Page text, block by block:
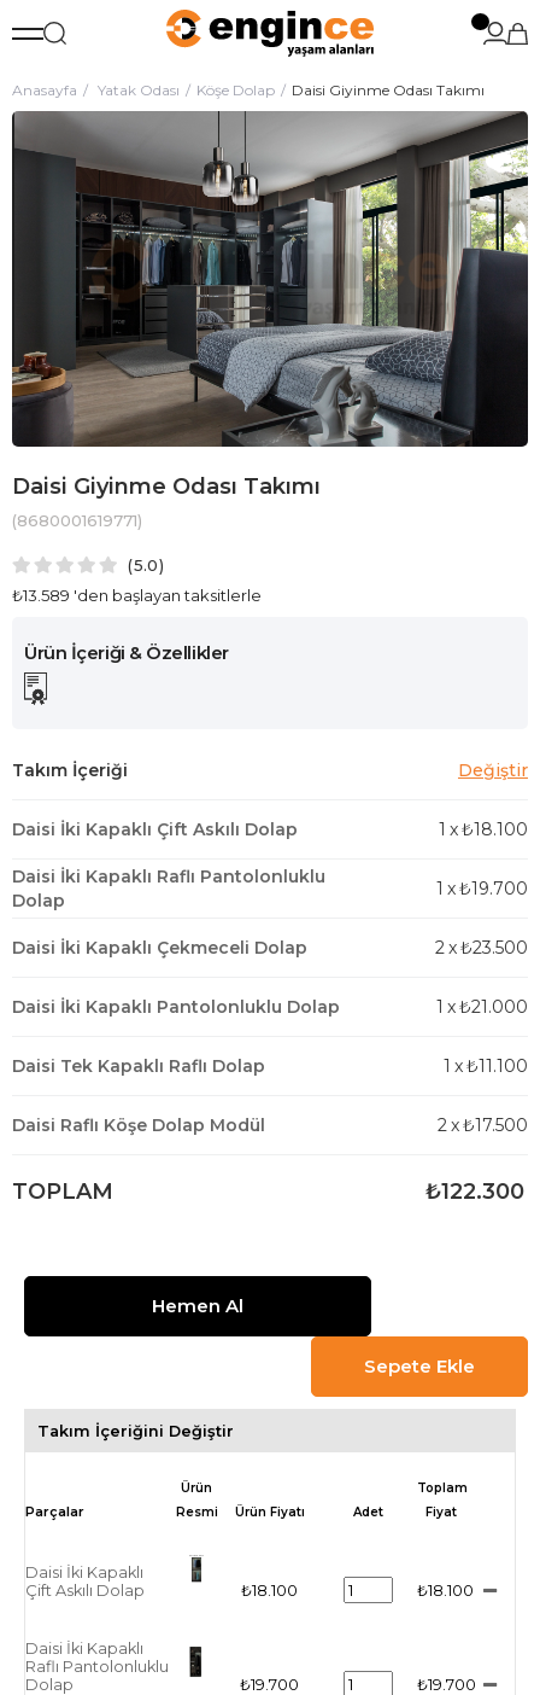
Anasayfa Yatak Odası Köşe Dolap Daisi Giyinme Odası Takımı
Daisi Giyinme Odası Takımı
(8680001619771)
5.0
₺13.589 'den başlayan taksitlerle
Daisi İki Kapaklı Çift Askılı Dolap 1 x₺18.100
Daisi İki Kapaklı Raflı Pantolonluklu
Dolap
1 x₺19.700
Daisi İki Kapaklı Çekmeceli Dolap 2x₺23.500
Daisi İki Kapaklı Pantolonluklu Dolap 1 x₺21.000
Daisi Tek Kapaklı Raflı Dolap 1 x₺11.100
Daisi Raflı Köşe Dolap Modül 2x₺17.500
TOPLAM ₺122.300
Takım İçeriğini Değiştir
Ürün
Resmi
Ürün Fiyatı Adet
Toplam
Fiyat
Daisi İki Kapaklı
Çift Askılı Dolap
₺18.100 ₺18.100
Daisi İki Kapaklı
Raflı Pantolonluklu
Dolap
₺19.700 ₺19.700